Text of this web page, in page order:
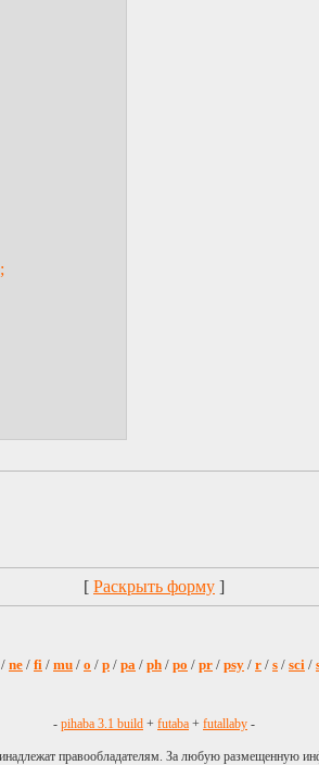
[ Раскрыть форму ]
/ ne / fi / mu / o / p / pa / ph / po / pr / psy / r / s / sci /
- pihaba 3.1 build + futaba + futallaby -
правообладателям. За любую размещенную